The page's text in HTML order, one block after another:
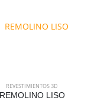
REVESTIMIENTOS 3D
REMOLINO LISO